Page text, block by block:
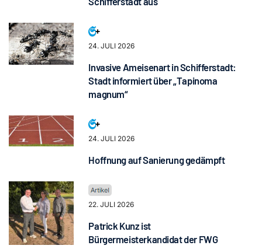
24. JULI 2026
Invasive Ameisenart in Schifferstadt:
Stadt informiert über „Tapinoma
magnum“
24. JULI 2026
Hoffnung auf Sanierung gedämpft
22. JULI 2026
Patrick Kunz ist
Bürgermeisterkandidat der FWG